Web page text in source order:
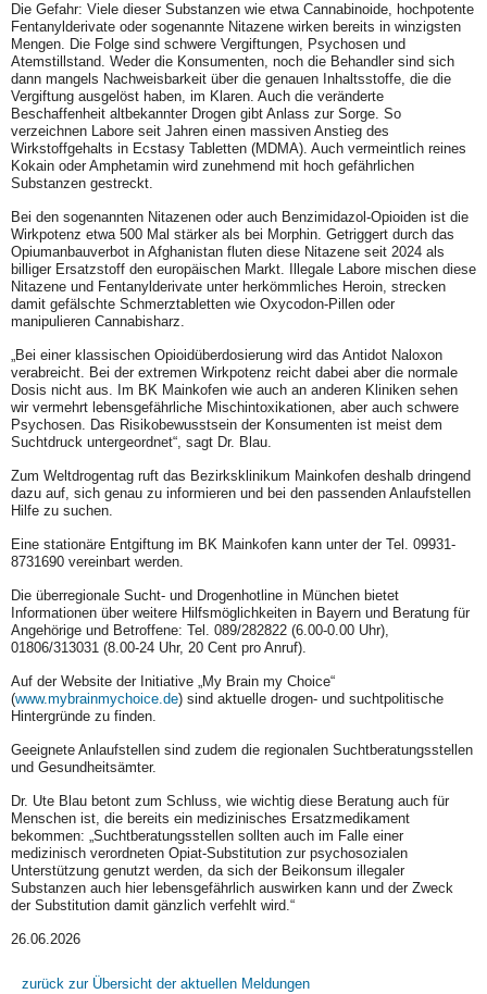
Die Gefahr: Viele dieser Substanzen wie etwa Cannabinoide, hochpotente
Fentanylderivate oder sogenannte Nitazene wirken bereits in winzigsten
Mengen. Die Folge sind schwere Vergiftungen, Psychosen und
Atemstillstand. Weder die Konsumenten, noch die Behandler sind sich
dann mangels Nachweisbarkeit über die genauen Inhaltsstoffe, die die
Vergiftung ausgelöst haben, im Klaren. Auch die veränderte
Beschaffenheit altbekannter Drogen gibt Anlass zur Sorge. So
verzeichnen Labore seit Jahren einen massiven Anstieg des
Wirkstoffgehalts in Ecstasy Tabletten (MDMA). Auch vermeintlich reines
Kokain oder Amphetamin wird zunehmend mit hoch gefährlichen
Substanzen gestreckt.
Bei den sogenannten Nitazenen oder auch Benzimidazol-Opioiden ist die
Wirkpotenz etwa 500 Mal stärker als bei Morphin. Getriggert durch das
Opiumanbauverbot in Afghanistan fluten diese Nitazene seit 2024 als
billiger Ersatzstoff den europäischen Markt. Illegale Labore mischen diese
Nitazene und Fentanylderivate unter herkömmliches Heroin, strecken
damit gefälschte Schmerztabletten wie Oxycodon-Pillen oder
manipulieren Cannabisharz.
„Bei einer klassischen Opioidüberdosierung wird das Antidot Naloxon
verabreicht. Bei der extremen Wirkpotenz reicht dabei aber die normale
Dosis nicht aus. Im BK Mainkofen wie auch an anderen Kliniken sehen
wir vermehrt lebensgefährliche Mischintoxikationen, aber auch schwere
Psychosen. Das Risikobewusstsein der Konsumenten ist meist dem
Suchtdruck untergeordnet“, sagt Dr. Blau.
Zum Weltdrogentag ruft das Bezirksklinikum Mainkofen deshalb dringend
dazu auf, sich genau zu informieren und bei den passenden Anlaufstellen
Hilfe zu suchen.
Eine stationäre Entgiftung im BK Mainkofen kann unter der Tel. 09931-
8731690 vereinbart werden.
Die überregionale Sucht- und Drogenhotline in München bietet
Informationen über weitere Hilfsmöglichkeiten in Bayern und Beratung für
Angehörige und Betroffene: Tel. 089/282822 (6.00-0.00 Uhr),
01806/313031 (8.00-24 Uhr, 20 Cent pro Anruf).
Auf der Website der Initiative „My Brain my Choice“
(www.mybrainmychoice.de) sind aktuelle drogen- und suchtpolitische
Hintergründe zu finden.
Geeignete Anlaufstellen sind zudem die regionalen Suchtberatungsstellen
und Gesundheitsämter.
Dr. Ute Blau betont zum Schluss, wie wichtig diese Beratung auch für
Menschen ist, die bereits ein medizinisches Ersatzmedikament
bekommen: „Suchtberatungsstellen sollten auch im Falle einer
medizinisch verordneten Opiat-Substitution zur psychosozialen
Unterstützung genutzt werden, da sich der Beikonsum illegaler
Substanzen auch hier lebensgefährlich auswirken kann und der Zweck
der Substitution damit gänzlich verfehlt wird.“
26.06.2026
zurück zur Übersicht der aktuellen Meldungen